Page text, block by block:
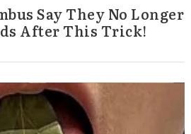
Say They No Longer
After This Trick!